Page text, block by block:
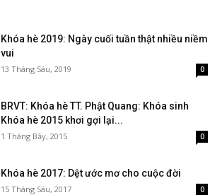
Khóa hè 2019: Ngày cuối tuần thật nhiều niềm
vui
13 Tháng Sáu, 2019 0
BRVT: Khóa hè TT. Phật Quang: Khóa sinh
Khóa hè 2015 khơi gợi lại...
1 Tháng Bảy, 2015 0
Khóa hè 2017: Dệt ước mơ cho cuộc đời
15 Tháng Sáu, 2017 0